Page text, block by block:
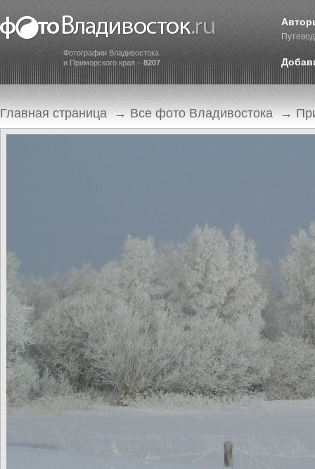
Фотографии Владивостока
и Приморского края – 8207
Главная страница → Все фото Владивостока →